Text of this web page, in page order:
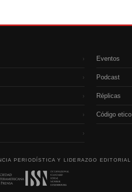
›
›
›
›
›
Eventos
Podcast
Réplicas
Código etico
PERIODÍSTICA Y LIDERAZGO EDITORIAL